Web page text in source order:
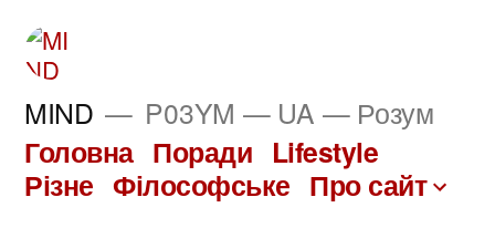
Перейти
вмісту
MIND P03YM — UA — Розум
Головна Поради Lifestyle
Різне Філософське Про сайт